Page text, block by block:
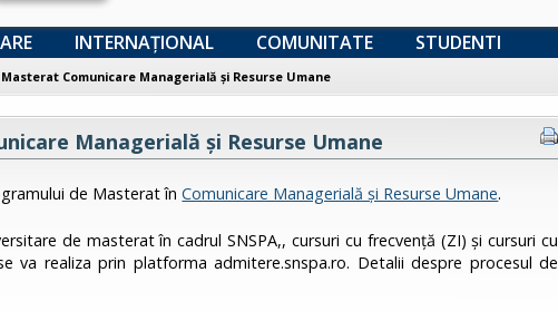
INTERNAȚIONAL COMUNITATE STUDENTI
Masterat Comunicare Managerială și Resurse Umane
Managerială și Resurse Umane
de Masterat înComunicare Managerială și Resurse Umane.
de masterat în cadrul SNSPA,, cursuri cu frecvență (ZI) și cursuri cu
va realiza prin platforma admitere.snspa.ro. Detalii despre procesul de